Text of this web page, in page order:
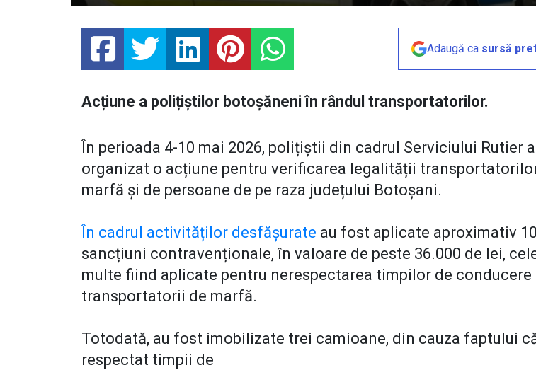
Adaugă ca sursă
Acțiune a polițiștilor botoșăneni în rândul transportatorilor.
În perioada 4-10 mai 2026, polițiștii din cadrul Serviciului Rutier
organizat o acțiune pentru verificarea legalității
marfă și de persoane de pe raza județului Botoșani.
În cadrul activităților desfășurate au fost aplicate aproximativ
sancțiuni contravenționale, în valoare de peste 36.000 de lei,
multe fiind aplicate pentru nerespectarea timpilor de conducere
transportatorii de marfă.
Totodată, au fost imobilizate trei camioane, din cauza faptului
respectat timpii de